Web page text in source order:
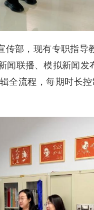
部，现有专职指导
联播、模拟新闻
全流程，每期时长